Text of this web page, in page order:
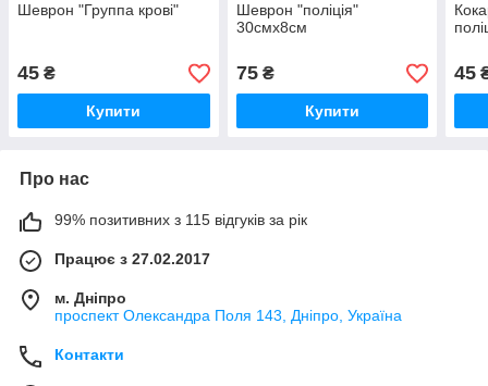
Шеврон "Группа крові"
45 ₴
Купити
Шеврон "поліція"
30смх8см
75₴
Купити
45
Про нас
99% позитивних з 115 відгуків за рік
Працює з 27.02.2017
м. Дніпро
проспект Олександра Поля 143, Дніпро, Україна
Контакти